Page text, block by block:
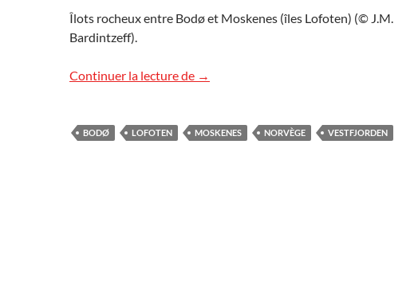
Îlots rocheux entre Bodø et Moskenes (îles Lofoten) (© J.M.
Bardintzeff).
Continuer la lecture de En direction des îles Lofoten
→
BODØ LOFOTEN MOSKENES NORVÈGE VESTFJORDEN